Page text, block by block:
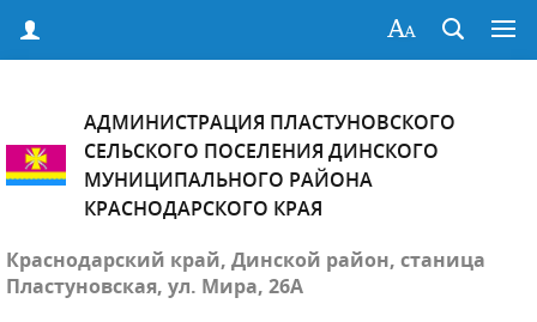
АДМИНИСТРАЦИЯ ПЛАСТУНОВСКОГО
СЕЛЬСКОГО ПОСЕЛЕНИЯ ДИНСКОГО
МУНИЦИПАЛЬНОГО РАЙОНА
КРАСНОДАРСКОГО КРАЯ
Краснодарский край, Динской район, станица
Пластуновская, ул. Мира, 26А